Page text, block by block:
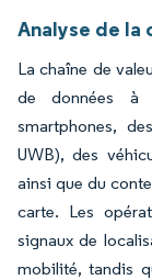
Analyse de la
La chaîne de
de données à
smartphones,
UWB), des
ainsi que du
carte. Les
signaux de
mobilité, tandis